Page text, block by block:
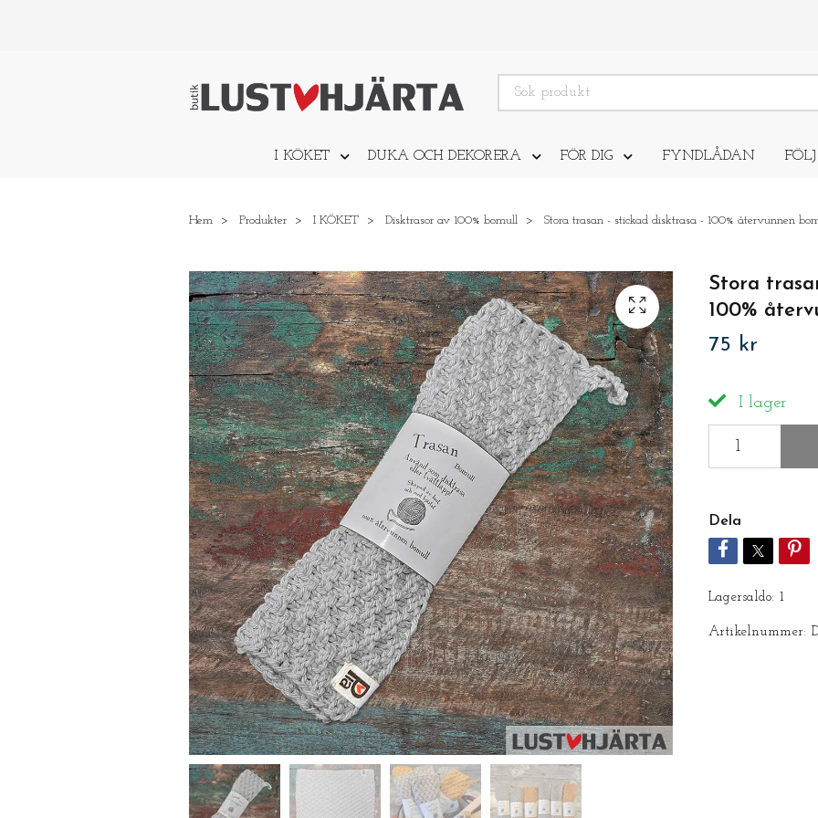
I KÖKET DUKA OCH DEKORERA FÖR DIG FYNDLÅDAN
Hem Produkter I KÖKET Disktrasor av 100% bomull Stora trasan - stickad disktrasa - 100% återvunnen
Stora
100%
75 kr
I lager
Dela
Lagersaldo: 1
Artikelnummer: